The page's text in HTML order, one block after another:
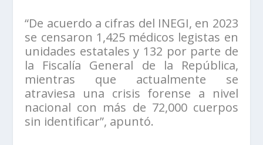
“De acuerdo a cifras del INEGI, en 2023
se censaron 1,425 médicos legistas en
unidades estatales y 132 por parte de
la Fiscalía General de la República,
mientras que actualmente se
atraviesa una crisis forense a nivel
nacional con más de 72,000 cuerpos
sin identificar”, apuntó.